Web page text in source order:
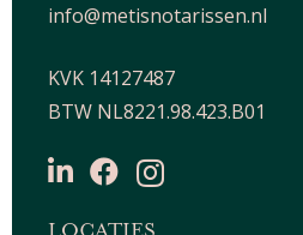
info@metisnotarissen.nl
KVK 14127487
BTW NL8221.98.423.B01